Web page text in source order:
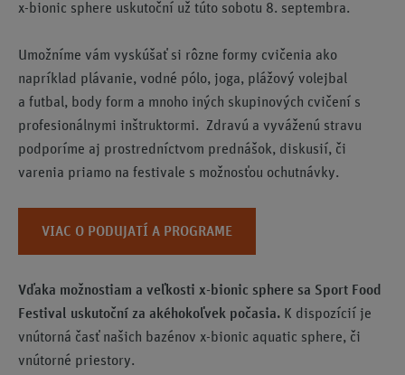
x-bionic sphere uskutoční už túto sobotu 8. septembra.
Umožníme vám vyskúšať si rôzne formy cvičenia ako
napríklad plávanie, vodné pólo, joga, plážový volejbal
a futbal, body form a mnoho iných skupinových cvičení s
profesionálnymi inštruktormi. Zdravú a vyváženú stravu
podporíme aj prostredníctvom prednášok, diskusií, či
varenia priamo na festivale s možnosťou ochutnávky.
VIAC O PODUJATÍ A PROGRAME
Vďaka možnostiam a veľkosti x-bionic sphere sa Sport Food
Festival uskutoční za akéhokoľvek počasia. K dispozícií je
vnútorná časť našich bazénov x-bionic aquatic sphere, či
vnútorné priestory.